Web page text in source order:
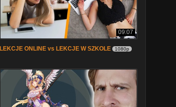
09:07
LEKCJE ONLINE vs LEKCJE W SZKOLE 1080p